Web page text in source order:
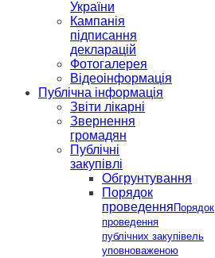
України
Кампанія
підписання
декларацій
Фотогалерея
Відеоінформація
Публічна інформація
Звіти лікарні
Звернення
громадян
Публічні
закупівлі
Обгрунтування
Порядок
проведення Порядок
проведення
публічних закупівель
уповноваженою